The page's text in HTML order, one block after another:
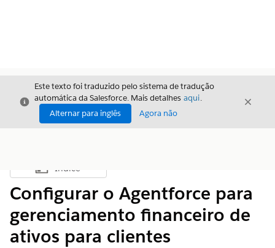
Fechar
Este texto foi traduzido pelo sistema de tradução
automática da Salesforce. Mais detalhes aqui.
Alternar para inglês
Agora não
Fechar
Mostrar índice
Índice
Configurar o Agentforce para
gerenciamento financeiro de
ativos para clientes